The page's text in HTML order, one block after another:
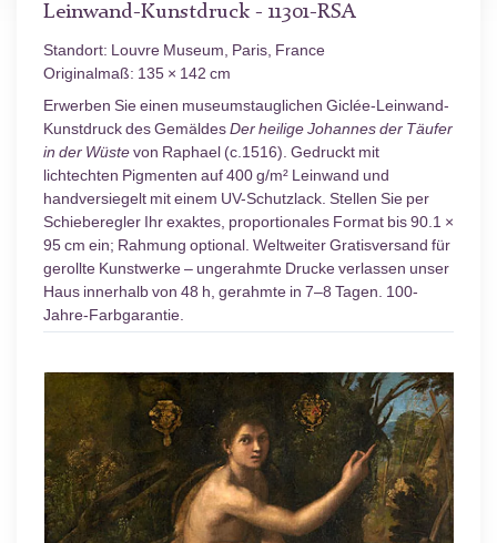
Leinwand-Kunstdruck - 11301-RSA
Standort: Louvre Museum, Paris, France
Originalmaß: 135 × 142 cm
Erwerben Sie einen museumstauglichen Giclée-Leinwand-
Kunstdruck des GemäldesDer heilige Johannes der Täufer
in der Wüstevon Raphael (c.1516). Gedruckt mit
lichtechten Pigmenten auf 400 g/m² Leinwand und
handversiegelt mit einem UV-Schutzlack. Stellen Sie per
Schieberegler Ihr exaktes, proportionales Format bis 90.1 ×
95 cm ein; Rahmung optional. Weltweiter Gratisversand für
gerollte Kunstwerke – ungerahmte Drucke verlassen unser
Haus innerhalb von 48 h, gerahmte in 7–8 Tagen. 100-
Jahre-Farbgarantie.